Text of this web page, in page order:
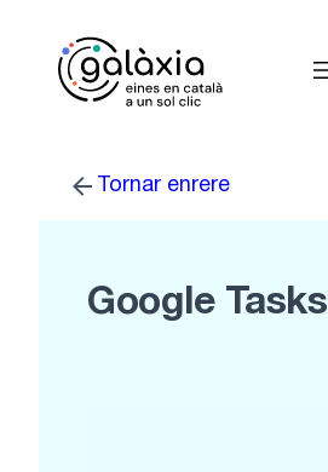
Tornar enrere
Google Tasks